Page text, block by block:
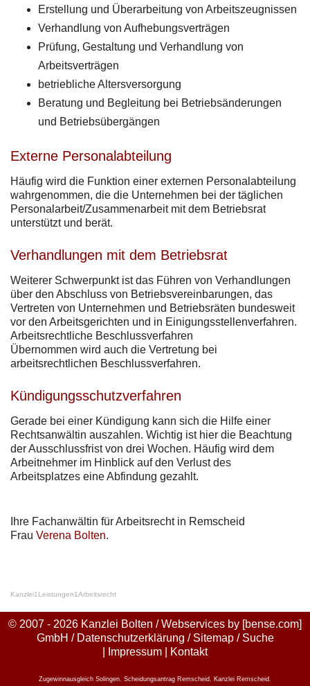
Erstellung und Überarbeitung von Arbeitszeugnissen
Verhandlung von Aufhebungsverträgen
Prüfung, Gestaltung und Verhandlung von
Arbeitsverträgen
betriebliche Altersversorgung
Beratung und Begleitung bei Betriebsänderungen
und Betriebsübergängen
Externe Personalabteilung
Häufig wird die Funktion einer externen Personalabteilung
wahrgenommen, die die Unternehmen bei der täglichen
Personalarbeit/Zusammenarbeit mit dem Betriebsrat
unterstützt und berät.
Verhandlungen mit dem Betriebsrat
Weiterer Schwerpunkt ist das Führen von Verhandlungen
über den Abschluss von Betriebsvereinbarungen, das
Vertreten von Unternehmen und Betriebsräten bundesweit
vor den Arbeitsgerichten und in Einigungsstellenverfahren.
Arbeitsrechtliche Beschlussverfahren
Übernommen wird auch die Vertretung bei
arbeitsrechtlichen Beschlussverfahren.
Kündigungsschutzverfahren
Gerade bei einer Kündigung kann sich die Hilfe einer
Rechtsanwältin auszahlen. Wichtig ist hier die Beachtung
der Ausschlussfrist von drei Wochen. Häufig wird dem
Arbeitnehmer im Hinblick auf den Verlust des
Arbeitsplatzes eine Abfindung gezahlt.
Ihre Fachanwältin für Arbeitsrecht in Remscheid
Frau Verena Bolten.
Kanzlei1 Leistungen1Arbeitsrecht
© 2007 - 2026 Kanzlei Bolten / Webservices by [bense.com]
GmbH / Datenschutzerklärung / Sitemap/ Suche
Impressum Kontakt
Zugewinnausgleich Solingen Scheidungsantrag Remscheid Kanzlei Remscheid